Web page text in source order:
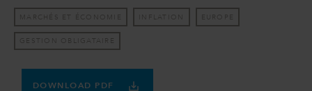
MARCHÉS ET ÉCONOMIE INFLATION EUROPE
GESTION OBLIGATAIRE
DOWNLOAD PDF